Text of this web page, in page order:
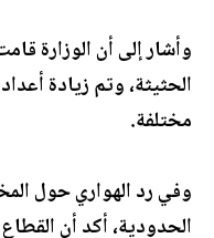
وأشار إلى أن الوزارة
الحثيثة، وتم زيادة
مختلفة.
وفي رد الهواري حول
الحدودية، أكد أن